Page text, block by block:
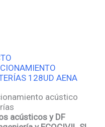
128UD AENA
acústico
acústicos y DF